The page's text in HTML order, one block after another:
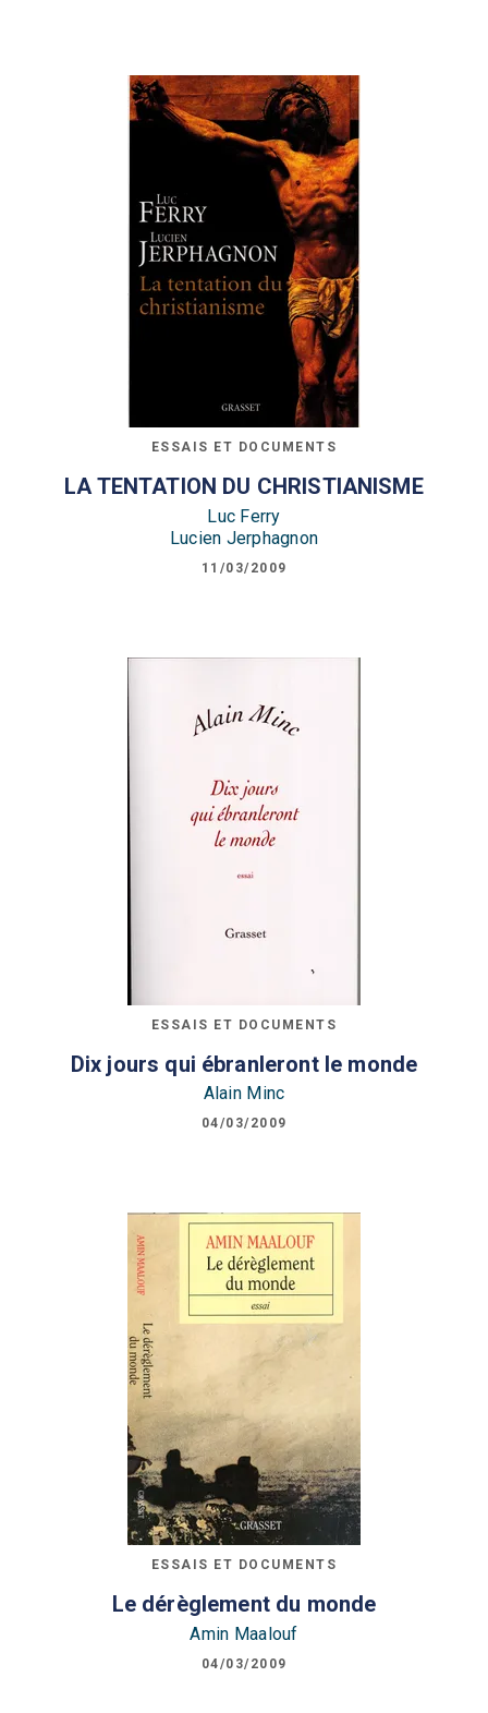
ESSAIS ET DOCUMENTS
LA TENTATION DU CHRISTIANISME
Luc Ferry
Lucien Jerphagnon
11/03/2009
ESSAIS ET DOCUMENTS
Dix jours qui ébranleront le monde
Alain Minc
04/03/2009
ESSAIS ET DOCUMENTS
Le dérèglement du monde
Amin Maalouf
04/03/2009